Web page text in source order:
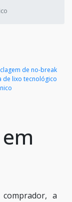
de no-break
de lixo tecnológico
a